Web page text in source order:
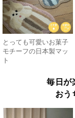
とっても可愛いお菓子
モチーフの日本製マッ
ト
毎日が
おう